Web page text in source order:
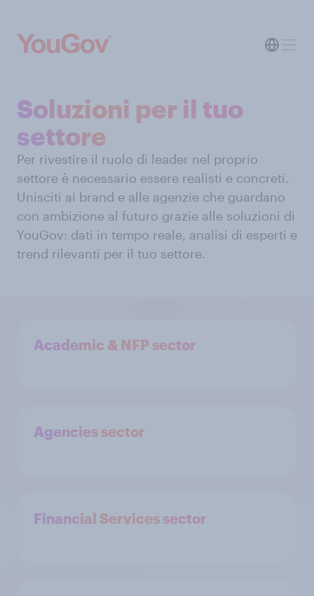
Soluzioni per il tuo
settore
Per rivestire il ruolo di leader nel proprio
settore è necessario essere realisti e concreti.
Unisciti ai brand e alle agenzie che guardano
con ambizione al futuro grazie alle soluzioni di
YouGov: dati in tempo reale, analisi di esperti e
trend rilevanti per il tuo settore.
Academic & NFP sector
Agencies sector
Financial Services sector